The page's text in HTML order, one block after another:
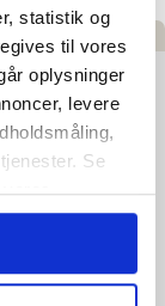
statistik og
til vores
oplysninger
levere
Se
"Privacy
kg
kvalitetsstål,
kettlebell er et
holdbare og
samt